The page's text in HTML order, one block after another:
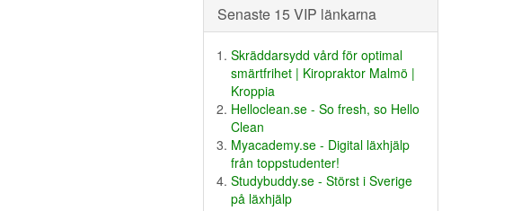
Senaste 15 VIP länkarna
Skräddarsydd vård för optimal
smärtfrihet | Kiropraktor Malmö |
Kroppia
Helloclean.se - So fresh, so Hello
Clean
Myacademy.se - Digital läxhjälp
från toppstudenter!
Studybuddy.se - Störst i Sverige
på läxhjälp